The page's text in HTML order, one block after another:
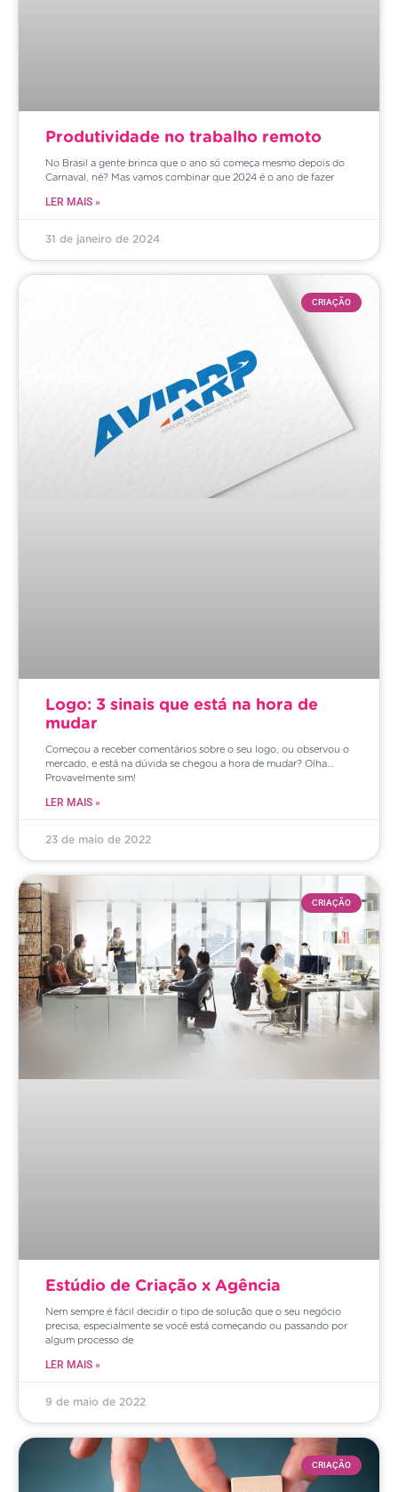
Produtividade no trabalho remoto
No Brasil a gente brinca que o ano só começa mesmo depois do
Carnaval, né? Mas vamos combinar que 2024 é o ano de fazer
LER MAIS »
31 de janeiro de 2024
CRIAÇÃO
Logo: 3 sinais que está na hora de
mudar
Começou a receber comentários sobre o seu logo, ou observou o
mercado, e está na dúvida se chegou a hora de mudar? Olha…
Provavelmente sim!
LER MAIS »
23 de maio de 2022
CRIAÇÃO
Estúdio de Criação x Agência
Nem sempre é fácil decidir o tipo de solução que o seu negócio
precisa, especialmente se você está começando ou passando por
algum processo de
LER MAIS »
9 de maio de 2022
CRIAÇÃO